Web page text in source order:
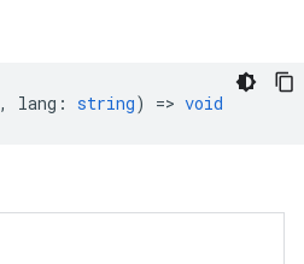
, lang : string) => void